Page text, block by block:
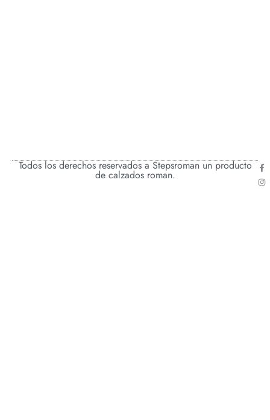
Todos los derechos reservados a Stepsroman un producto
de calzados roman.